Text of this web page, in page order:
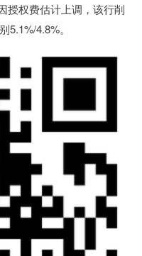
授权费估计上调，该行削
5.1%/4.8%。